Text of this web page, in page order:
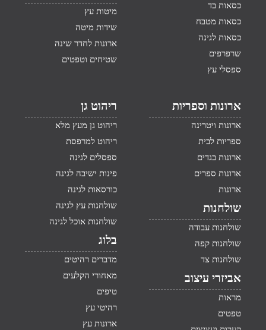
כסאות בד
כסאות מטבח
כסאות לגינה
שרפרפים
ספסלי עץ
מיטות עץ
שידות מיטה
ארונות לחדר שינה
שטיחים וטפטים
ארונות וספריות
ארונות ויטרינה
ספריות לבית
ארונות בגדים
ארונות ספרים
ארונות
שולחנות
שולחנות עבודה
שולחנות קפה
שולחנות צד
אביזרי עיצוב
מראות
טפטים
ריהוט גן
ריהוט גן מעץ מלא
ריהוט למרפסת
ספסלים לגינה
פינות ישיבה לגינה
כורסאות לגינה
שולחנות עץ לגינה
שולחנות אוכל לגינה
בלוג
מדברים רהיטים
מאחורי הקלעים
טיפים
רהיטי עץ
ארונות עץ